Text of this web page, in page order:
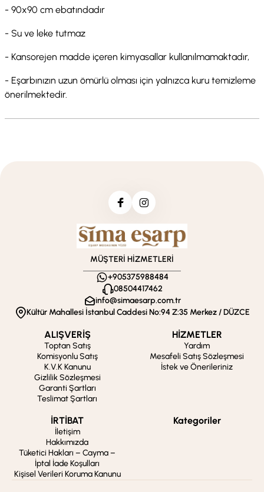
- 90x90 cm ebatındadır
- Su ve leke tutmaz
- Kansorejen madde içeren kimyasallar kullanılmamaktadır,
- Eşarbınızın uzun ömürlü olması için yalnızca kuru temizleme
önerilmektedir.
MÜŞTERİ HİZMETLERİ
+905375988484
08504417462
info@simaesarp.com.tr
Kültür Mahallesi İstanbul Caddesi No:94 Z:35 Merkez / DÜZCE
ALIŞVERİŞ
Toptan Satış
Komisyonlu Satış
K.V.K Kanunu
Gizlilik Sözleşmesi
Garanti Şartları
Teslimat Şartları
HİZMETLER
Yardım
Mesafeli Satış Sözleşmesi
İstek ve Önerileriniz
İRTİBAT
İletişim
Hakkımızda
Tüketici Hakları – Cayma –
İptal İade Koşulları
Kişisel Verileri Koruma Kanunu
Kategoriler